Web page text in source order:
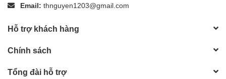
Email: thnguyen1203@gmail.com
Hỗ trợ khách hàng
Chính sách
Tổng đài hỗ trợ